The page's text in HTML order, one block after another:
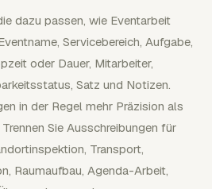
dazu passen, wie Eventarbeit
Servicebereich, Aufgabe,
oder Dauer, Mitarbeiter,
Satz und Notizen.
in der Regel mehr Präzision als
Sie Ausschreibungen für
Transport,
Raumaufbau, Agenda-Arbeit,